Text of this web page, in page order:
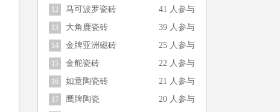
12 马可波罗瓷砖 41 人参与
13 大角鹿瓷砖 39 人参与
14 金牌亚洲磁砖 25 人参与
15 金舵瓷砖 22 人参与
16 如意陶瓷砖 21 人参与
17 鹰牌陶瓷 20 人参与